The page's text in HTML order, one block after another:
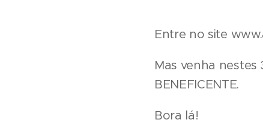
Entre no site
Mas venha nestes
BENEFICENTE.
Bora lá!